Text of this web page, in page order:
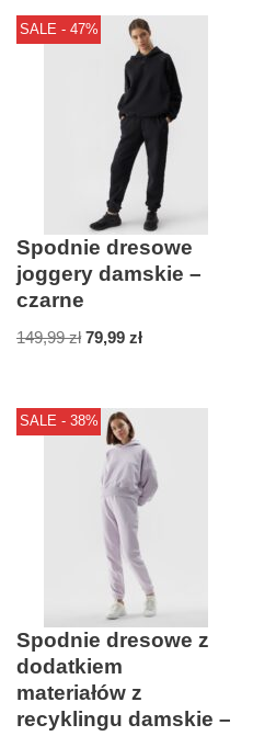
SALE - 47%
Spodnie dresowe
joggery damskie –
czarne
149,99zł 79,99 zł
SALE - 38%
Spodnie dresowe z
dodatkiem
materiałów z
recyklingu damskie –